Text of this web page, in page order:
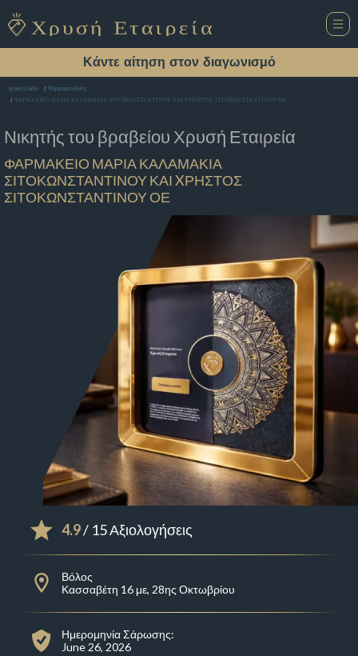
Κάντε αίτηση στον διαγωνισμό
Αρχική Σελίδα Φαρμακείο Βόλος
ΦΑΡΜΑΚΕΙΟ ΜΑΡΙΑ ΚΑΛΑΜΑΚΙΑ ΣΙΤΟΚΩΝΣΤΑΝΤΙΝΟΥ ΚΑΙ XΡΗΣΤΟΣ ΣΙΤΟΚΩΝΣΤΑΝΤΙΝΟΥ ΟΕ
Νικητής του βραβείου Χρυσή Εταιρεία
ΦΑΡΜΑΚΕΙΟ ΜΑΡΙΑ ΚΑΛΑΜΑΚΙΑ
ΣΙΤΟΚΩΝΣΤΑΝΤΙΝΟΥ ΚΑΙ XΡΗΣΤΟΣ
ΣΙΤΟΚΩΝΣΤΑΝΤΙΝΟΥ ΟΕ
4.9/ 15 Αξιολογήσεις
Βόλος
Κασσαβέτη 16 με, 28ης Οκτωβρίου
Ημερομηνία Σάρωσης:
June 26, 2026